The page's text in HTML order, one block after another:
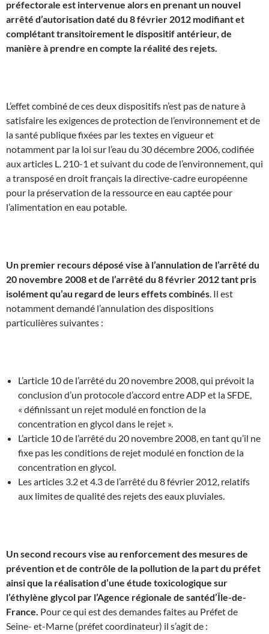
préfectorale est intervenue alors en prenant un nouvel
arrêté d’autorisation daté du 8 février 2012 modifiant et
complétant transitoirement le dispositif antérieur, de
manière à prendre en compte la réalité des rejets.
L’effet combiné de ces deux dispositifs n’est pas de nature à
satisfaire les exigences de protection de l’environnement et de
la santé publique fixées par les textes en vigueur et
notamment par la loi sur l’eau du 30 décembre 2006, codifiée
aux articles L. 210-1 et suivant du code de l’environnement, qui
a transposé en droit français la directive-cadre européenne
pour la préservation de la ressource en eau captée pour
l’alimentation en eau potable.
Un premier recours déposé vise à l’annulation de l’arrêté du
20 novembre 2008 et de l’arrêté du 8 février 2012 tant pris
isolément qu’au regard de leurs effets combinés. Il est
notamment demandé l’annulation des dispositions
particulières suivantes :
L’article 10 de l’arrêté du 20 novembre 2008, qui prévoit la
conclusion d’un protocole d’accord entre ADP et la SFDE,
« définissant un rejet modulé en fonction de la
concentration en glycol dans le rejet ».
L’article 10 de l’arrêté du 20 novembre 2008, en tant qu’il ne
fixe pas les conditions de rejet modulé en fonction de la
concentration en glycol.
Les articles 3.2 et 4.3 de l’arrêté du 8 février 2012, relatifs
aux limites de qualité des rejets des eaux pluviales.
Un second recours vise au renforcement des mesures de
prévention et de contrôle de la pollution de la part du préfet
ainsi que la réalisation d’une étude toxicologique sur
l’éthylène glycol par l’Agence régionale de santéd’Île-de-
France. Pour ce qui est des demandes faites au Préfet de
Seine- et-Marne (préfet coordinateur) il s’agit de :